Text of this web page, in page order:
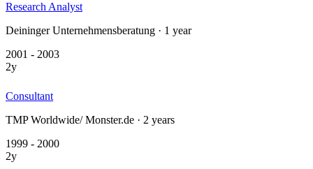
Research Analyst
Deininger Unternehmensberatung · 1 year
2001 - 2003
2y
Consultant
TMP Worldwide/ Monster.de · 2 years
1999 - 2000
2y